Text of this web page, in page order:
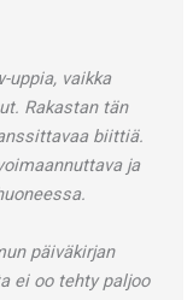
uppia, vaikka
Rakastan tän
biittiä.
ja
päiväkirjan
ei oo tehty paljoo